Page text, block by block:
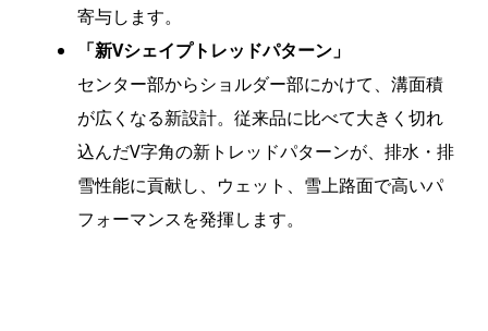
寄与します。
「新Vシェイプトレッドパターン」
センター部からショルダー部にかけて、溝面積
が広くなる新設計。従来品に比べて大きく切れ
込んだV字角の新トレッドパターンが、排水・排
雪性能に貢献し、ウェット、雪上路面で高いパ
フォーマンスを発揮します。